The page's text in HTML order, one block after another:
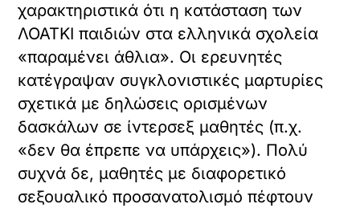
χαρακτηριστικά ότι η κατάσταση των
ΛΟΑΤΚΙ παιδιών στα ελληνικά σχολεία
«παραμένει άθλια». Οι ερευνητές
κατέγραψαν συγκλονιστικές μαρτυρίες
σχετικά με δηλώσεις ορισμένων
δασκάλων σε ίντερσεξ μαθητές (π.χ.
«δεν θα έπρεπε να υπάρχεις»). Πολύ
συχνά δε, μαθητές με διαφορετικό
σεξουαλικό προσανατολισμό πέφτουν